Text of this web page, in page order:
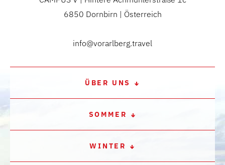
6850 Dornbirn | Österreich
info@vorarlberg.travel
ÜBER UNS
SOMMER
WINTER